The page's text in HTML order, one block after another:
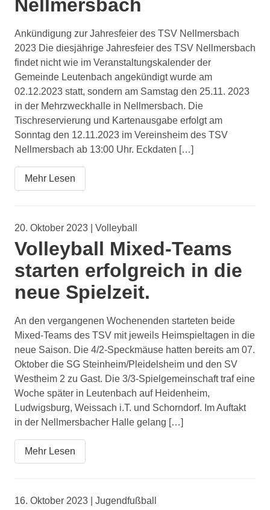
Nellmersbach
Ankündigung zur Jahresfeier des TSV Nellmersbach
2023 Die diesjährige Jahresfeier des TSV Nellmersbach
findet nicht wie im Veranstaltungskalender der
Gemeinde Leutenbach angekündigt wurde am
02.12.2023 statt, sondern am Samstag den 25.11. 2023
in der Mehrzweckhalle in Nellmersbach. Die
Tischreservierung und Kartenausgabe erfolgt am
Sonntag den 12.11.2023 im Vereinsheim des TSV
Nellmersbach ab 13:00 Uhr. Eckdaten […]
Mehr Lesen
20. Oktober 2023 | Volleyball
Volleyball Mixed-Teams
starten erfolgreich in die
neue Spielzeit.
An den vergangenen Wochenenden starteten beide
Mixed-Teams des TSV mit jeweils Heimspieltagen in die
neue Saison. Die 4/2-Speckmäuse hatten bereits am 07.
Oktober die SG Steinheim/Pleidelsheim und den SV
Westheim 2 zu Gast. Die 3/3-Spielgemeinschaft traf eine
Woche später in Leutenbach auf Heidenheim,
Ludwigsburg, Weissach i.T. und Schorndorf. Im Auftakt
in der Nellmersbacher Halle gelang […]
Mehr Lesen
16. Oktober 2023 | Jugendfußball